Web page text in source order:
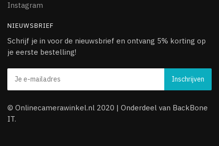
Instagram
NIEUWSBRIEF
Schrijf je in voor de nieuwsbrief en ontvang 5% korting op
je eerste bestelling!
© Onlinecamerawinkel.nl 2020 | Onderdeel van BackBone
IT.